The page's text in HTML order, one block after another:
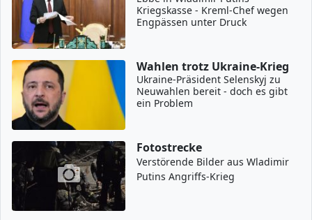
Kriegskasse - Kreml-Chef wegen
Engpässen unter Druck
Wahlen trotz Ukraine-Krieg
Ukraine-Präsident Selenskyj zu
Neuwahlen bereit - doch es gibt
ein Problem
Fotostrecke
Verstörende Bilder aus Wladimir
Putins Angriffs-Krieg